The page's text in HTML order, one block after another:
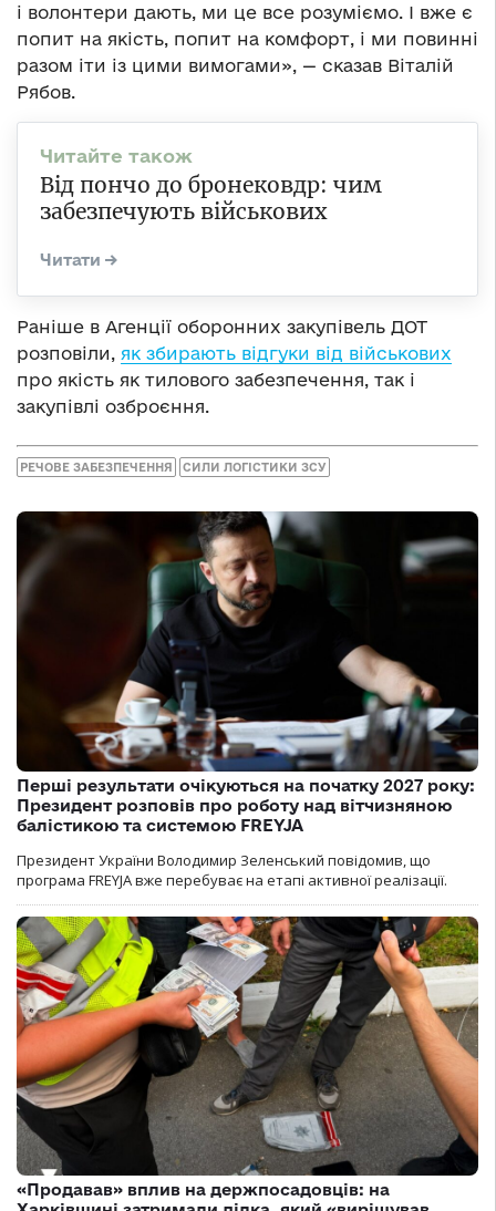
і волонтери дають, ми це все розуміємо. І вже є
попит на якість, попит на комфорт, і ми повинні
разом іти із цими вимогами», — сказав Віталій
Рябов.
Від пончо до бронековдр: чим
забезпечують військових
Раніше в Агенції оборонних закупівель ДОТ
розповіли, як збирають відгуки від військових
про якість як тилового забезпечення, так і
закупівлі озброєння.
РЕЧОВЕ ЗАБЕЗПЕЧЕННЯ СИЛИ ЛОГІСТИКИ ЗСУ
Перші результати очікуються на початку 2027 року:
Президент розповів про роботу над вітчизняною
балістикою та системою FREYJA
Президент України Володимир Зеленський повідомив, що
програма FREYJA вже перебуває на етапі активної реалізації.
«Продавав» вплив на держпосадовців: на